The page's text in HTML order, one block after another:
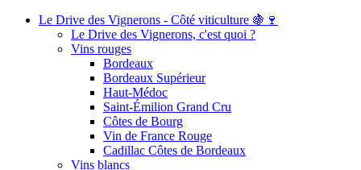
Le Drive des Vignerons - Côté viticulture 🍇🍷
Le Drive des Vignerons, c'est quoi ?
Vins rouges
Bordeaux
Bordeaux Supérieur
Haut-Médoc
Saint-Émilion Grand Cru
Côtes de Bourg
Vin de France Rouge
Cadillac Côtes de Bordeaux
Vins blancs